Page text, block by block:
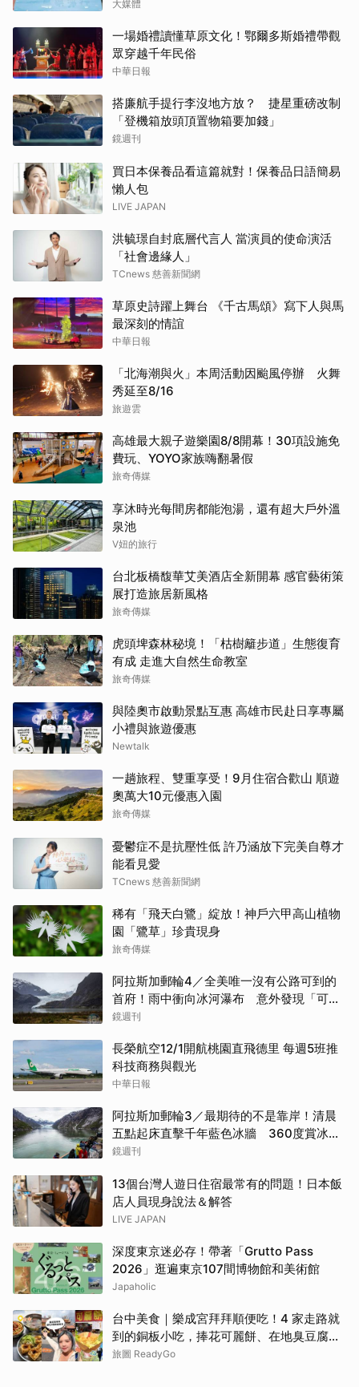
大媒體
一場婚禮讀懂草原文化！鄂爾多斯婚禮帶觀
眾穿越千年民俗
中華日報
搭廉航手提行李沒地方放？ 捷星重磅改制
「登機箱放頭頂置物箱要加錢」
鏡週刊
買日本保養品看這篇就對！保養品日語簡易
懶人包
LIVE JAPAN
洪毓璟自封底層代言人 當演員的使命演活
「社會邊緣人」
TCnews 慈善新聞網
草原史詩躍上舞台 《千古馬頌》寫下人與馬
最深刻的情誼
中華日報
「北海潮與火」本周活動因颱風停辦 火舞
秀延至8/16
旅遊雲
高雄最大親子遊樂園8/8開幕！30項設施免
費玩、YOYO家族嗨翻暑假
旅奇傳媒
享沐時光每間房都能泡湯，還有超大戶外溫
泉池
V妞的旅行
台北板橋馥華艾美酒店全新開幕 感官藝術策
展打造旅居新風格
旅奇傳媒
虎頭埤森林秘境！「枯樹籬步道」生態復育
有成 走進大自然生命教室
旅奇傳媒
與陸奧市啟動景點互惠 高雄市民赴日享專屬
小禮與旅遊優惠
Newtalk
一趟旅程、雙重享受！9月住宿合歡山 順遊
奧萬大10元優惠入園
旅奇傳媒
憂鬱症不是抗壓性低 許乃涵放下完美自尊才
能看見愛
TCnews 慈善新聞網
稀有「飛天白鷺」綻放！神戶六甲高山植物
園「鷺草」珍貴現身
旅奇傳媒
阿拉斯加郵輪4／全美唯一沒有公路可到的
首府！雨中衝向冰河瀑布 意外發現「可講
價」的質感紀念品
鏡週刊
長榮航空12/1開航桃園直飛德里 每週5班推
科技商務與觀光
中華日報
阿拉斯加郵輪3／最期待的不是靠岸！清晨
五點起床直擊千年藍色冰牆 360度賞冰川
太療癒
鏡週刊
13個台灣人遊日住宿最常有的問題！日本飯
店人員現身說法＆解答
LIVE JAPAN
深度東京迷必存！帶著「Grutto Pass
2026」逛遍東京107間博物館和美術館
Japaholic
台中美食｜樂成宮拜拜順便吃！4 家走路就
到的銅板小吃，捧花可麗餅、在地臭豆腐、
烤甜甜圈一次收
旅圖 ReadyGo